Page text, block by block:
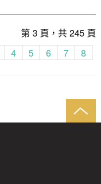
第 3 頁，共 245 頁
4 5 6 7
8